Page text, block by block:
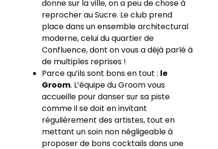
donne sur la ville, on a peu de chose à
reprocher au Sucre. Le club prend
place dans un ensemble architectural
moderne, celui du quartier de
Confluence, dont on vous a déjà parlé à
de multiples reprises !
Parce qu’ils sont bons en tout : le
Groom. L’équipe du Groom vous
accueille pour danser sur sa piste
comme il se doit en invitant
régulièrement des artistes, tout en
mettant un soin non négligeable à
proposer de bons cocktails dans une